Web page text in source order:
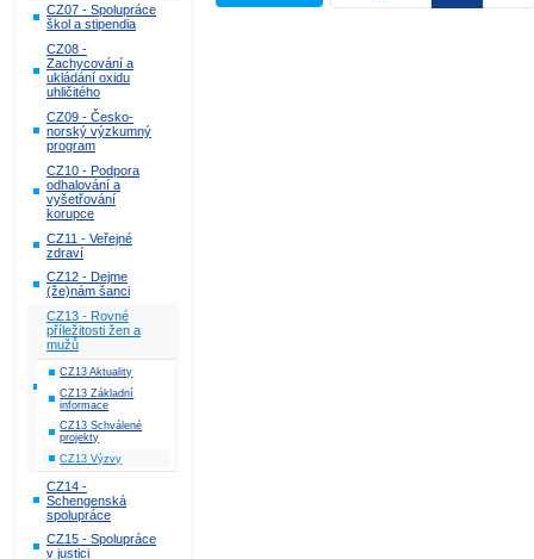
CZ07 - Spolupráce
škol a stipendia
CZ08 -
Zachycování a
ukládání oxidu
uhličitého
CZ09 - Česko-
norský výzkumný
program
CZ10 - Podpora
odhalování a
vyšetřování
korupce
CZ11 - Veřejné
zdraví
CZ12 - Dejme
(že)nám šanci
CZ13 - Rovné
příležitosti žen a
mužů
CZ13 Aktuality
CZ13 Základní
informace
CZ13 Schválené
projekty
CZ13 Výzvy
CZ14 -
Schengenská
spolupráce
CZ15 - Spolupráce
v justici